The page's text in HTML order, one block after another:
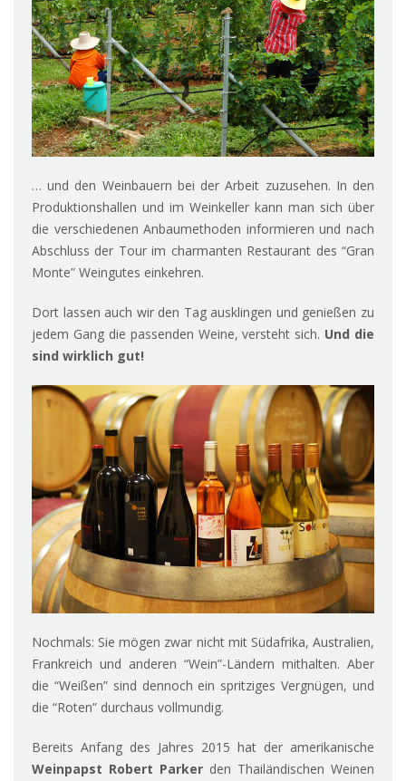
… und den Weinbauern bei der Arbeit zuzusehen. In den
Produktionshallen und im Weinkeller kann man sich über
die verschiedenen Anbaumethoden informieren und nach
Abschluss der Tour im charmanten Restaurant des “Gran
Monte” Weingutes einkehren.
Dort lassen auch wir den Tag ausklingen und genießen zu
jedem Gang die passenden Weine, versteht sich. Und die
sind wirklich gut!
Nochmals: Sie mögen zwar nicht mit Südafrika, Australien,
Frankreich und anderen “Wein”-Ländern mithalten. Aber
die “Weißen” sind dennoch ein spritziges Vergnügen, und
die “Roten” durchaus vollmundig.
Bereits Anfang des Jahres 2015 hat der amerikanische
Weinpapst Robert Parker den Thailändischen Weinen